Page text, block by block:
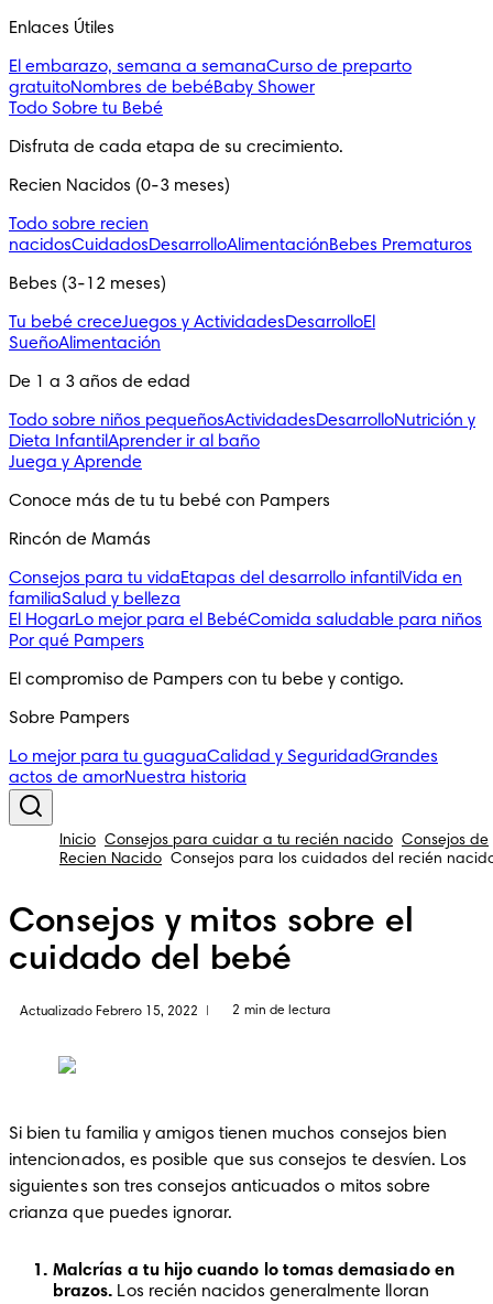
Enlaces Útiles
El embarazo, semana a semanaCurso de preparto
gratuitoNombres de bebéBaby Shower
Todo Sobre tu Bebé
Disfruta de cada etapa de su crecimiento.
Recien Nacidos (0-3 meses)
Todo sobre recien
nacidosCuidadosDesarrolloAlimentaciónBebes Prematuros
Bebes (3-12 meses)
Tu bebé creceJuegos y ActividadesDesarrolloEl
SueñoAlimentación
De 1 a 3 años de edad
Todo sobre niños pequeñosActividadesDesarrolloNutrición y
Dieta InfantilAprender ir al baño
Juega y Aprende
Conoce más de tu tu bebé con Pampers
Rincón de Mamás
Consejos para tu vidaEtapas del desarrollo infantilVida en
familiaSalud y belleza
El HogarLo mejor para el BebéComida saludable para niños
Por qué Pampers
El compromiso de Pampers con tu bebe y contigo.
Sobre Pampers
Lo mejor para tu guaguaCalidad y SeguridadGrandes
actos de amorNuestra historia
Inicio Consejos para cuidar a tu recién nacido Consejos de
Recien Nacido Consejos para los cuidados del recién
Consejos y mitos sobre el
cuidado del bebé
Actualizado Febrero 15, 2022 2 min de lectura
Si bien tu familia y amigos tienen muchos consejos bien
intencionados, es posible que sus consejos te desvíen. Los
siguientes son tres consejos anticuados o mitos sobre
crianza que puedes ignorar.
Malcrías a tu hijo cuando lo tomas demasiado en
brazos. Los recién nacidos generalmente lloran